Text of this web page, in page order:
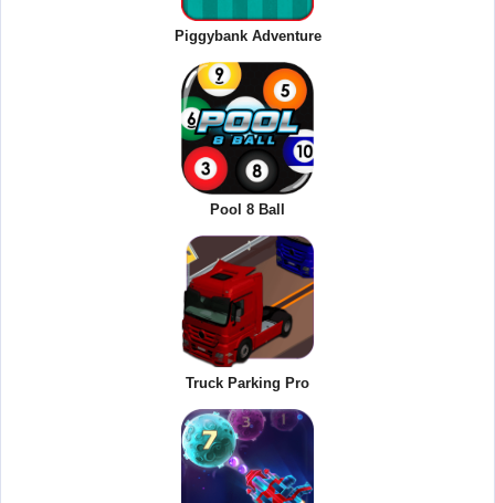
Piggybank Adventure
Pool 8 Ball
Truck Parking Pro